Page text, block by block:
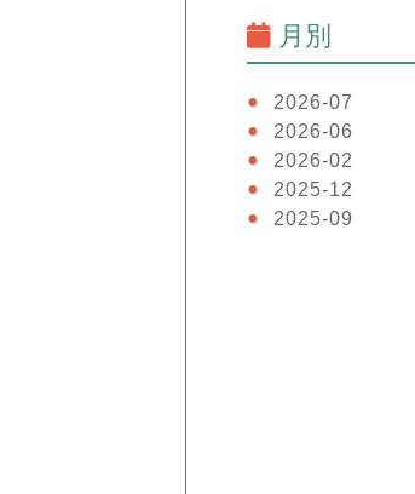
月別
2026-07
2026-06
2026-02
2025-12
2025-09